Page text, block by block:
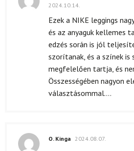
2024.10.14.
Ezek a NIKE leggings
és az anyaguk kellemes
edzés során is jól
szorítanak, és a színek is
megfelelően tartja, és
Összességében nagyon
választásommal....
O. Kinga 2024.08.07.